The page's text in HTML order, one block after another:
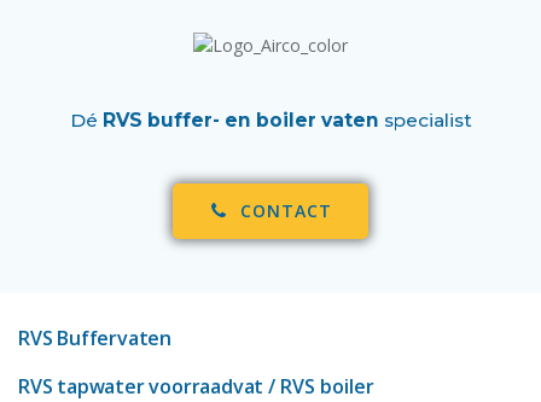
Dé RVS buffer- en boiler vaten specialist
CONTACT
RVS Buffervaten
RVS tapwater voorraadvat / RVS boiler